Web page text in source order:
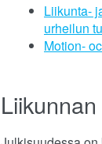
Liikunta-
urheilun
Motion-